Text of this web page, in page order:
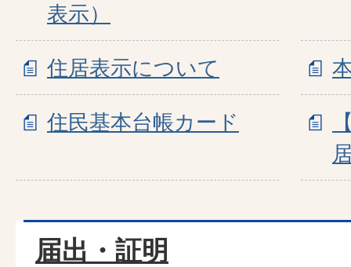
表示）
住居表示について
住民基本台帳カード
届出・証明